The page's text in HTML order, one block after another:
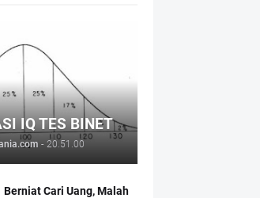
IQ TES BINET
- 20.51.00
Berniat Cari Uang, Malah